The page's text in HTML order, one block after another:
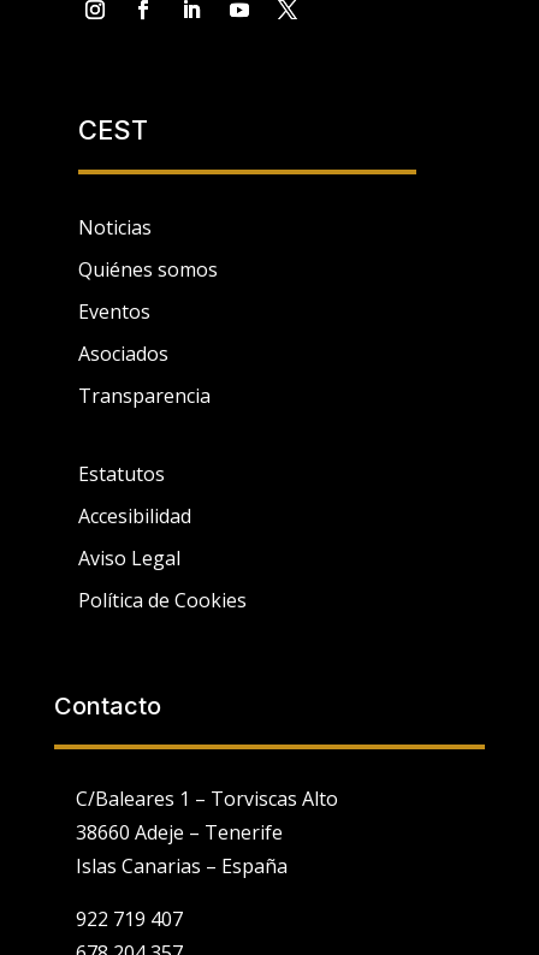
CEST
Noticias
Quiénes somos
Eventos
Asociados
Transparencia
Estatutos
Accesibilidad
Aviso Legal
Política de Cookies
Contacto
C/Baleares 1 – Torviscas Alto
38660 Adeje – Tenerife
Islas Canarias – España
922 719 407